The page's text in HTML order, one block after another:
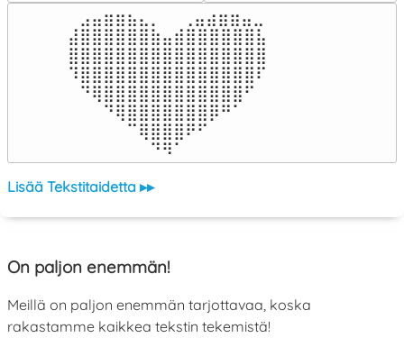
⠀⣠⣤⣶⣶⣦⣄⡀  ⠀⢀⣤⣴⣶⣶⣤⣀⠀
⣼⣿⣿⣿⣿⣿⣿⣷⣤⣾⣿⣿⣿⣿⣿⣿⣧
⣿⣿⣿⣿⣿⣿⣿⣿⣿⣿⣿⣿⣿⣿⣿⣿⣿
⠹⣿⣿⣿⣿⣿⣿⣿⣿⣿⣿⣿⣿⣿⣿⣿⠏
⠀⠙⢿⣿⣿⣿⣿⣿⣿⣿⣿⣿⣿⣿⣿⠋⠀
⠀⠀⠀⠙⢿⣿⣿⣿⣿⣿⣿⣿⡿⠛⠁⠀⠀
⠀⠀⠀⠀⠀⠉⢿⣿⣿⣿⠟⠋⠀⠀⠀⠀⠀
⠀⠀⠀⠀⠀⠀⠀⠙⠻⠁⠀⠀⠀⠀⠀⠀⠀⠀⠀⠀⠀⠀⠀
Lisää Tekstitaidetta ▸▸
On paljon enemmän!
Meillä on paljon enemmän tarjottavaa, koska
rakastamme kaikkea tekstin tekemistä!